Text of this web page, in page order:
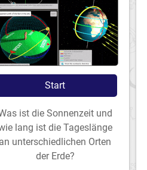
Start
ist die Sonnenzeit und
lang ist die Tageslänge
an unterschiedlichen Orten
der Erde?